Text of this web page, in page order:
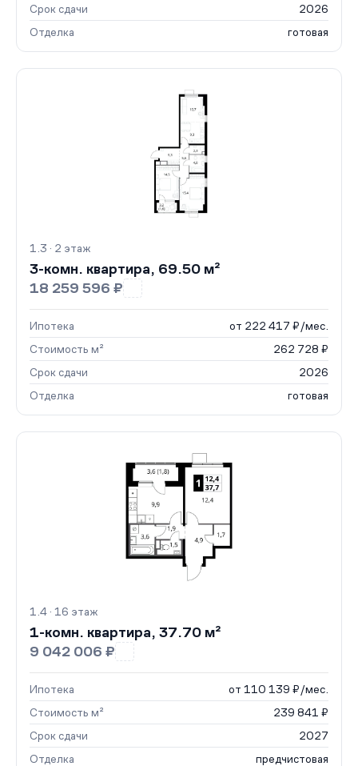
Срок сдачи
2026
Отделка
готовая
1.3 · 2 этаж
3-комн. квартира, 69.50 м²
18 259 596 ₽
Ипотека
от 222 417 ₽/мес.
Стоимость м²
262 728 ₽
Срок сдачи
2026
Отделка
готовая
1.4 · 16 этаж
1-комн. квартира, 37.70 м²
9 042 006 ₽
Ипотека
от 110 139 ₽/мес.
Стоимость м²
239 841 ₽
Срок сдачи
2027
Отделка
предчистовая